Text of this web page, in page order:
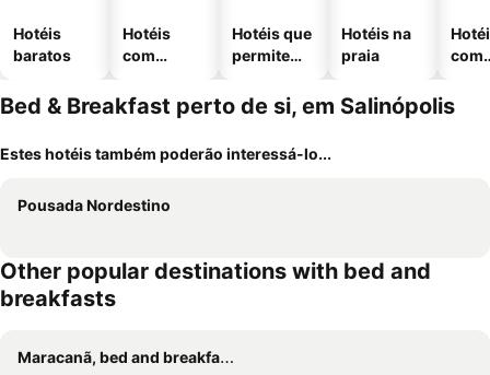
Hotéis
baratos
Hotéis
com
Hotéis que
permitem
Hotéis na
praia
com
Bed & Breakfast perto de si, em Salinópolis
Estes hotéis também poderão interessá-lo...
Pousada Nordestino
Other popular destinations with bed and
breakfasts
Maracanã, bed and breakfasts